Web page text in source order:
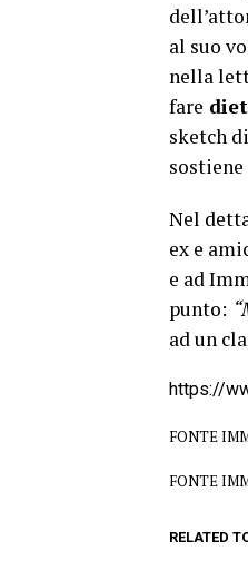
al suo
nella
fare
sketch
Nel
ex e
e ad
punto:
ad un
https://
FONTE
FONTE
RELATED